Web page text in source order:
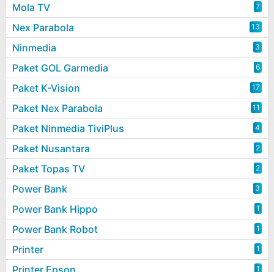
Mola TV 7
Nex Parabola 13
Ninmedia 3
Paket GOL Garmedia 6
Paket K-Vision 17
Paket Nex Parabola 11
Paket Ninmedia TiviPlus 4
Paket Nusantara 2
Paket Topas TV 2
Power Bank 3
Power Bank Hippo 1
Power Bank Robot 1
Printer 1
Printer Epson 1